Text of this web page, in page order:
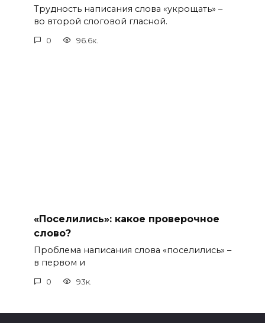
Трудность написания слова «укрощать» –
во второй слоговой гласной.
0 96.6к.
«Поселились»: какое проверочное
слово?
Проблема написания слова «поселились» –
в первом и
0 93к.